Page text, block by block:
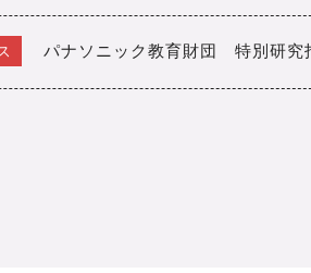
パナソニック教育財団 特別研